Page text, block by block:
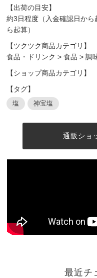
【出荷の目安】
約3日程度（入金確認日か
ら起算）
【ツクツク商品カテゴリ】
食品・ドリンク >食品 >調
【ショップ商品カテゴリ】
【タグ】
塩 神宝塩
通販ショ
最近チ